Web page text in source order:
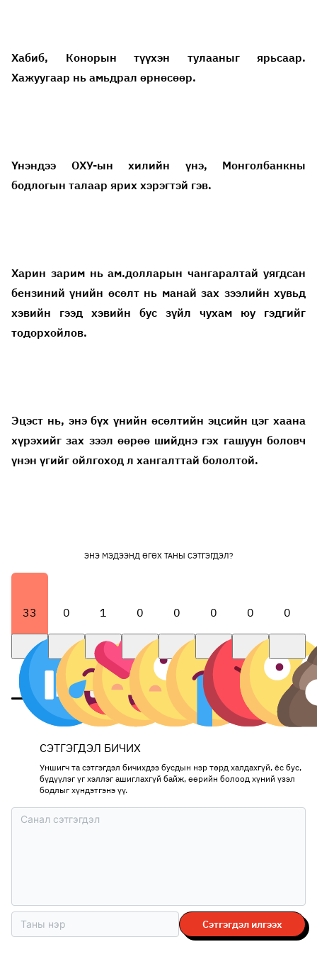
Хабиб, Конорын түүхэн тулааныг ярьсаар.
Хажуугаар нь амьдрал өрнөсөөр.
Үнэндээ ОХУ-ын хилийн үнэ, Монголбанкны
бодлогын талаар ярих хэрэгтэй гэв.
Харин зарим нь ам.долларын чангаралтай уягдсан
бензиний үнийн өсөлт нь манай зах зээлийн хувьд
хэвийн гээд хэвийн бус зүйл чухам юу гэдгийг
тодорхойлов.
Эцэст нь, энэ бүх үнийн өсөлтийн эцсийн цэг хаана
хүрэхийг зах зээл өөрөө шийднэ гэх гашуун боловч
үнэн үгийг ойлгоход л хангалттай бололтой.
ЭНЭ МЭДЭЭНД ӨГӨХ ТАНЫ СЭТГЭГДЭЛ?
33 0 1 0 0 0 0 0
СЭТГЭГДЭЛ БИЧИХ
Уншигч та сэтгэгдэл бичихдээ бусдын нэр төрд халдахгүй, ёс бус,
бүдүүлэг үг хэллэг ашиглахгүй байж, өөрийн болоод хүний үзэл
бодлыг хүндэтгэнэ үү.
Сэтгэгдэл илгээх